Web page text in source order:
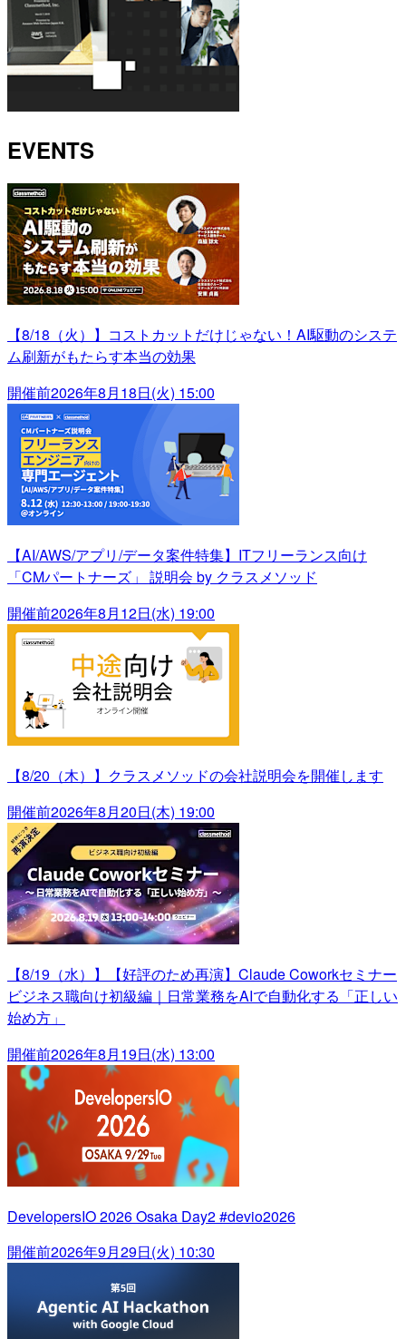
EVENTS
【8/18（火）】コストカットだけじゃない！AI駆動のシステ
ム刷新がもたらす本当の効果
開催前2026年8月18日(火) 15:00
【AI/AWS/アプリ/データ案件特集】ITフリーランス向け
「CMパートナーズ」 説明会 by クラスメソッド
開催前2026年8月12日(水) 19:00
【8/20（木）】クラスメソッドの会社説明会を開催します
開催前2026年8月20日(木) 19:00
【8/19（水）】【好評のため再演】Claude Coworkセミナー
ビジネス職向け初級編｜日常業務をAIで自動化する「正しい
始め方」
開催前2026年8月19日(水) 13:00
DevelopersIO 2026 Osaka Day2 #devio2026
開催前2026年9月29日(火) 10:30